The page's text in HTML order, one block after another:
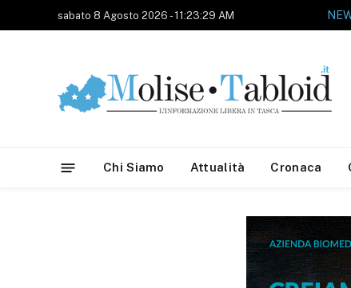
sabato 8 Agosto 2026 - 11:23:29 AM
Chi Siamo Attualità Cronaca